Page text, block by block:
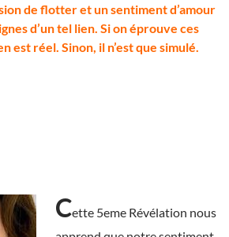
de flotter et un sentiment d’amour
d’un tel lien. Si on éprouve ces
est réel. Sinon, il n’est que simulé.
Cette 5eme Révélation nous